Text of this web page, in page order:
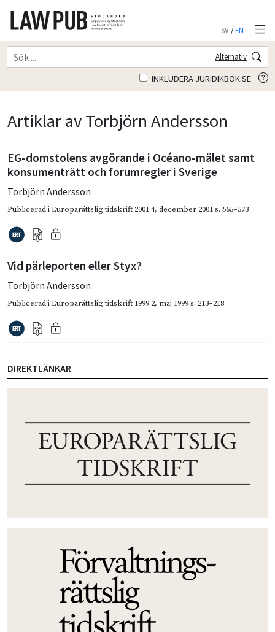
SV/EN
Alternativ
INKLUDERA JURIDIKBOK.SE
Artiklar av Torbjörn Andersson
EG-domstolens avgörande i Océano-målet samt
konsumenträtt och forumregler i Sverige
Torbjörn Andersson
Publicerad iEuroparättslig tidskrift 2001 4, december 2001s. 565–573
Vid pärleporten eller Styx?
Torbjörn Andersson
Publicerad iEuroparättslig tidskrift 1999 2, maj 1999s. 213–218
DIREKTLÄNKAR